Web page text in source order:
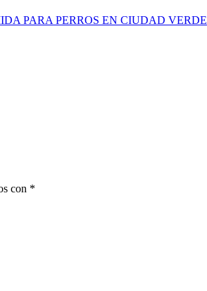
PARA PERROS EN CIUDAD VERDE
con *